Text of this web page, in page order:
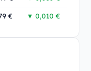
€ ▼ 0,010 €